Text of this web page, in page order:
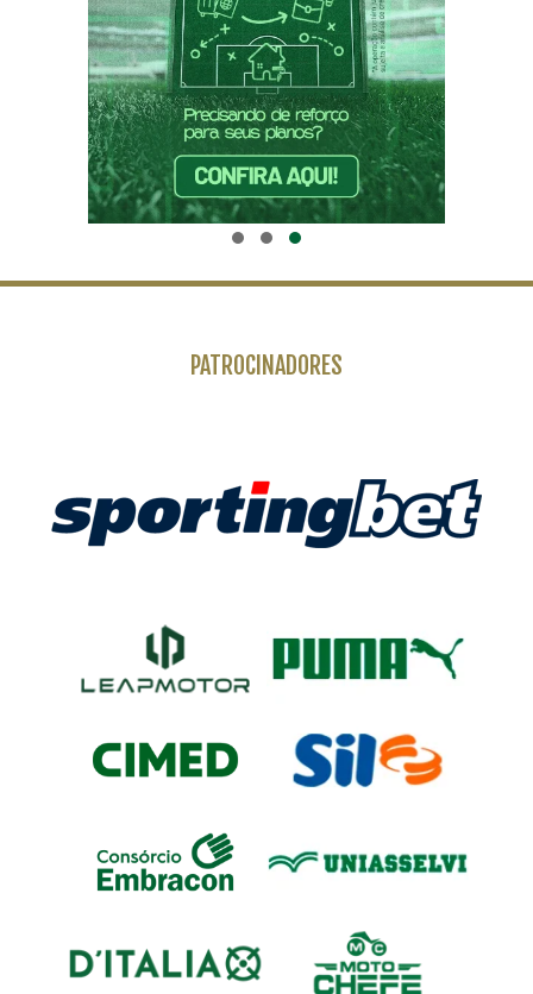
PATROCINADORES